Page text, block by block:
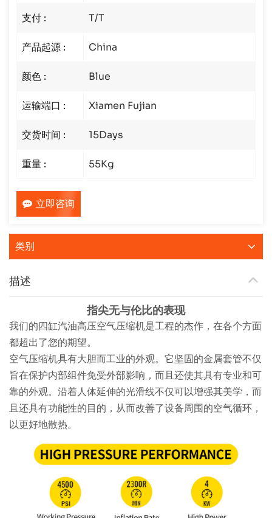
支付 : T/T
产品起源 : China
颜色 : Blue
运输端口 : Xiamen Fujian
交货时间 : 15Days
重量 : 55Kg
立即咨询
类别
描述
指尖无与伦比的表现
我们的四缸汽油高压空气压缩机是工程的杰作，在各个方面
都超出了您的期望。
空气压缩机具有大胆而工业的外观。它坚固的金属套管不仅
旨在保护内部组件免受外部影响，而且还使其具有专业和可
靠的外观。沿着人体延伸的光滑线不仅可以增强其美学，而
且还具有功能性的目的，从而改善了设备周围的空气循环，
以更好地散热。